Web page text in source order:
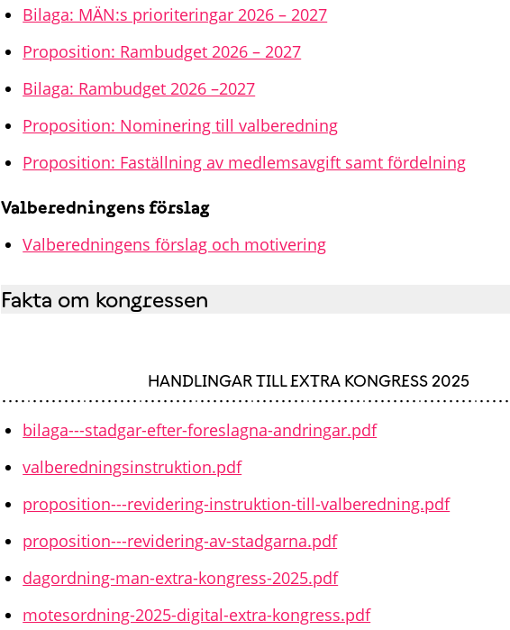
Bilaga: MÄN:s prioriteringar 2026 – 2027
Proposition: Rambudget 2026 – 2027
Bilaga: Rambudget 2026 –2027
Proposition: Nominering till valberedning
Proposition: Faställning av medlemsavgift samt fördelning
Valberedningens förslag
Valberedningens förslag och motivering
Fakta om kongressen
HANDLINGAR TILL EXTRA KONGRESS 2025
bilaga---stadgar-efter-foreslagna-andringar.pdf
valberedningsinstruktion.pdf
proposition---revidering-instruktion-till-valberedning.pdf
proposition---revidering-av-stadgarna.pdf
dagordning-man-extra-kongress-2025.pdf
motesordning-2025-digital-extra-kongress.pdf